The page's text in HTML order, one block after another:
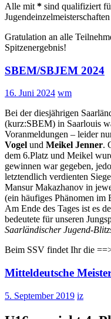
Alle mit * sind qualifiziert
Gratulation an alle
Spitzenergebnis!
SBEM/SBJEM 2024
16. Juni 2024 wm
Bei der diesjährigen
(kurz:SBEM) in Saarlouis
Voranmeldungen – leider
Vogel und Meikel Jenner.
dem 6.Platz und Meikel
gewinnen war gegeben,
letztendlich verdienten
Mansur Makazhanov in
(ein häufiges Phänomen im
Am Ende des Tages ist es
bedeutete für unseren
Saarländischer Jugend-
Beim SSV findet Ihr die
Mitteldeutsche
5. September 2019 iz